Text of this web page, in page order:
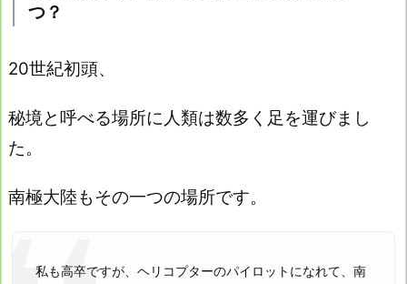
つ？
20世紀初頭、
秘境と呼べる場所に人類は数多く足を運びまし
た。
南極大陸もその一つの場所です。
私も高卒ですが、ヘリコプターのパイロットになれて、南